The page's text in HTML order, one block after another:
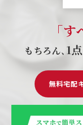
｢す
もちろん､ 1
無料宅配